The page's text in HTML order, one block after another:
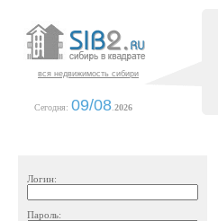
вся недвижимость сибири
Сегодня: 09/08 2026
Логин:
Пароль: